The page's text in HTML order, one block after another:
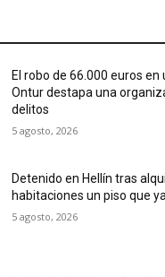
El robo de 66.000 euros en
Ontur destapa una
delitos
5 agosto, 2026
Detenido en Hellín tras
habitaciones un piso que
5 agosto, 2026